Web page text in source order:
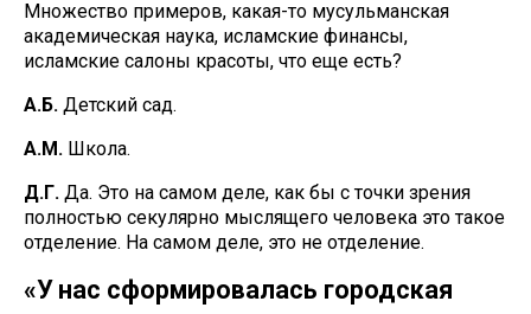
Множество примеров, какая-то мусульманская
академическая наука, исламские финансы,
исламские салоны красоты, что еще есть?
А.Б. Детский сад.
А.М. Школа.
Д.Г. Да. Это на самом деле, как бы с точки зрения
полностью секулярно мыслящего человека это такое
отделение. На самом деле, это не отделение.
«У нас сформировалась городская